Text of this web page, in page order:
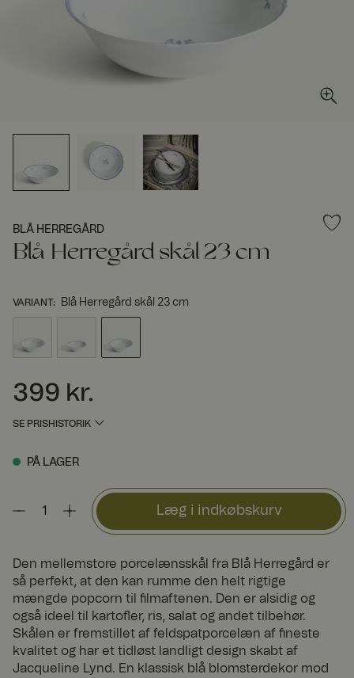
BLÅ HERREGÅRD
Blå Herregård skål 23 cm
VARIANT: Blå Herregård skål 23 cm
Pris:399 kr.
399 kr.
SE PRISHISTORIK
PÅ LAGER
Læg i indkøbskurv
Den mellemstore porcelænsskål fra Blå Herregård er
så perfekt, at den kan rumme den helt rigtige
mængde popcorn til filmaftenen. Den er alsidig og
også ideel til kartofler, ris, salat og andet tilbehør.
Skålen er fremstillet af feldspatporcelæn af fineste
kvalitet og har et tidløst landligt design skabt af
Jacqueline Lynd. En klassisk blå blomsterdekor mod